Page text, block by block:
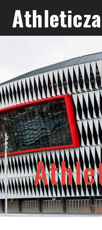
Saltar
contenido